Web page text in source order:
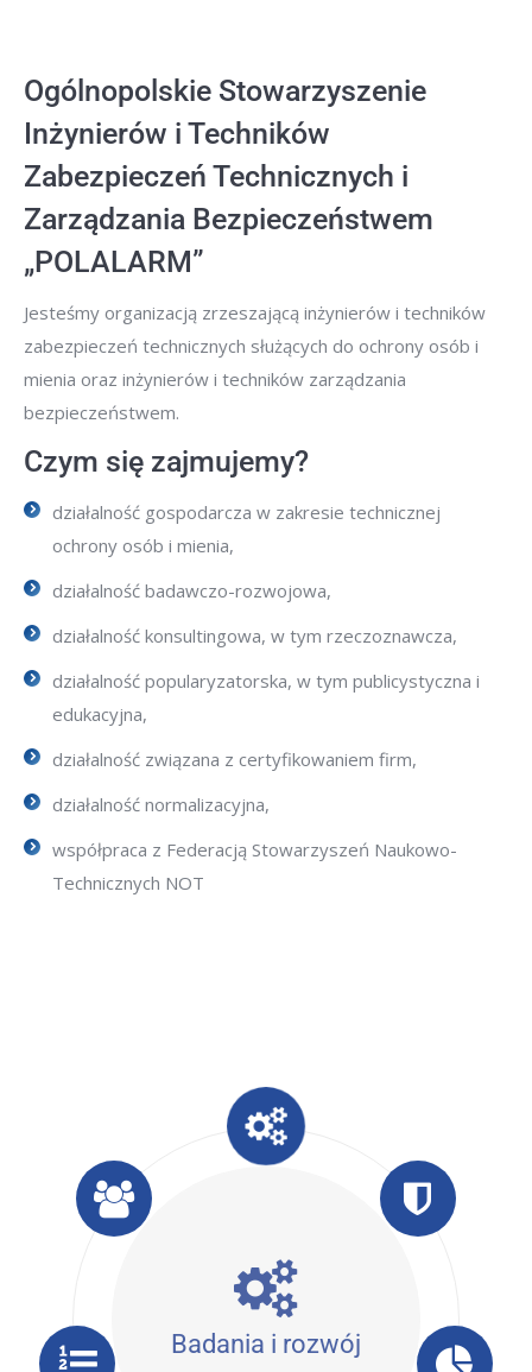
Ogólnopolskie Stowarzyszenie
Inżynierów i Techników
Zabezpieczeń Technicznych i
Zarządzania Bezpieczeństwem
„POLALARM”
Jesteśmy organizacją zrzeszającą inżynierów i techników
zabezpieczeń technicznych służących do ochrony osób i
mienia oraz inżynierów i techników zarządzania
bezpieczeństwem.
Czym się zajmujemy?
działalność gospodarcza w zakresie technicznej
ochrony osób i mienia,
działalność badawczo-rozwojowa,
działalność konsultingowa, w tym rzeczoznawcza,
działalność popularyzatorska, w tym publicystyczna i
edukacyjna,
działalność związana z certyfikowaniem firm,
działalność normalizacyjna,
współpraca z Federacją Stowarzyszeń Naukowo-
Technicznych NOT
Badania i rozwój